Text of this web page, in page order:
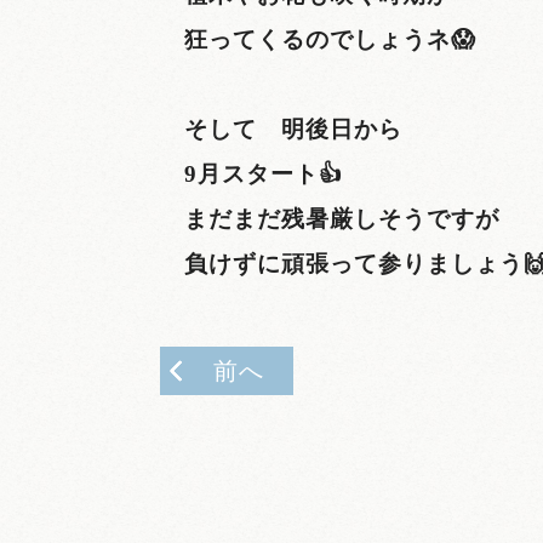
狂ってくるのでしょうネ😱
そして 明後日 から
9 月スタート👍
まだまだ残暑厳しそうですが
負けずに頑張って参りましょう
前へ